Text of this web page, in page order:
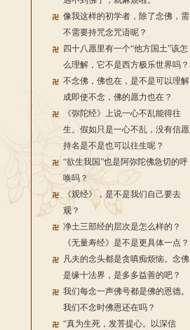
像我这样的初学者，除了念佛，需
不需要持咒念咒语呢？
四十八愿里有一个“他方国土”该怎
么理解，它不是西方极乐世界吗？
不念佛，佛也在，是不是可以理解
成即使不念，佛的愿力也在？
《弥陀经》上说一心不乱能得往
生。假如只是一心不乱，没有信愿
持名是不是也可以往生呢？
“欲生我国”也是阿弥陀佛急切的呼
唤吗？
《观经》，是不是我们自己要去
观？
净土三部经的层次是怎么样的？
《无量寿经》是不是更具体一点？
凡夫的念头都是贪嗔痴烦恼。念佛
是缘十法界，是多多益善的吧？
我们每念一声佛号都是佛的恩德。
我们不念时佛恩还在吗？
“真为生死，发菩提心。以深信